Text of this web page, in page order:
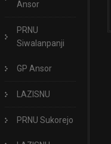
Ansor
PRNU
Siwalanpanji
GP Ansor
LAZISNU
PRNU Sukorejo